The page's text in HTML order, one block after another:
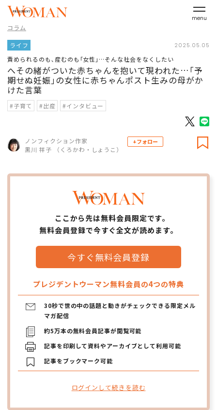
menu
コラム
ライフ 2025.05.05
責められるのも､産むのも｢女性｣…そんな社会をなくしたい
へその緒がついた赤ちゃんを抱いて現われた…｢予
期せぬ妊娠｣の女性に赤ちゃんポスト生みの母がか
けた言葉
#子育て #出産 #インタビュー
ノンフィクション作家
黒川 祥子 （くろかわ・しょうこ）
+フォロー
ここから先は無料会員限定です。
無料会員登録で今すぐ全文が読めます。
今すぐ無料会員登録
プレジデントウーマン無料会員の4つの特典
30秒で世の中の話題と動きがチェックできる限定メル
マガ配信
約5万本の無料会員記事が閲覧可能
記事を印刷して資料やアーカイブとして利用可能
記事をブックマーク可能
ログインして続きを読む